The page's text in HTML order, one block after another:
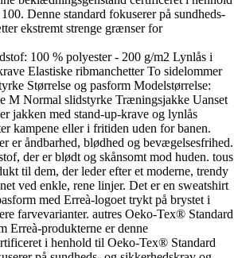
Denne standard fokuserer på sundheds-
ekstremt strenge grænser for
100 % polyester - 200 g/m2 Lynlås i
Elastiske ribmanchetter To sidelommer
Størrelse og pasform Modelstørrelse:
M Normal slidstyrke Træningsjakke Uanset
jakken med stand-up-krave og lynlås
kampene eller i fritiden uden for banen.
er åndbarhed, blødhed og bevægelsesfrihed.
der er blødt og skånsomt mod huden. tous
til dem, der leder efter et moderne, trendy
ved enkle, rene linjer. Det er en sweatshirt
med Erreà-logoet trykt på brystet i
farvevarianter. autres Oeko-Tex® Standard
Erreà-produkterne er denne
i henhold til Oeko-Tex® Standard